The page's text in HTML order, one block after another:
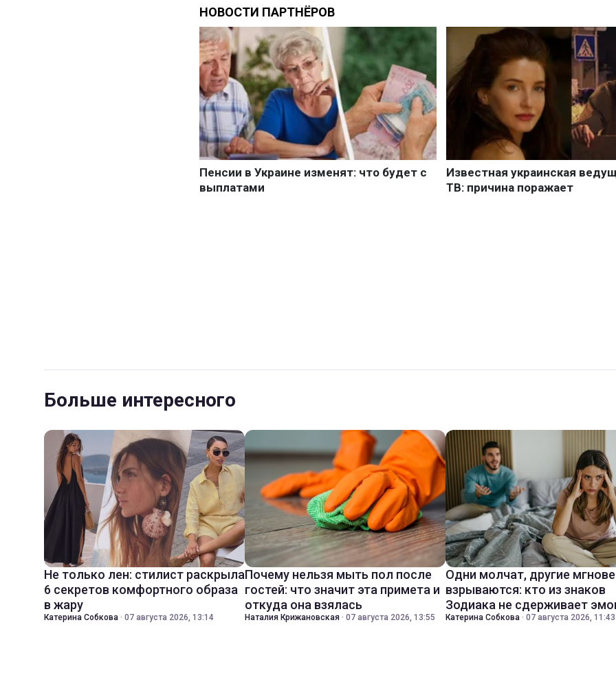
Больше интересного
Не только лен: стилист раскрыла
6 секретов комфортного образа
в жару
Катерина Собкова · 07 августа 2026, 13:14
Почему нельзя мыть пол после
гостей: что значит эта примета и
откуда она взялась
Наталия Крижановская · 07 августа 2026, 13:55
Одни молчат, другие
взрываются: кто из знаков
Зодиака не сдерживает
Катерина Собкова · 07 августа 2026, 11:43